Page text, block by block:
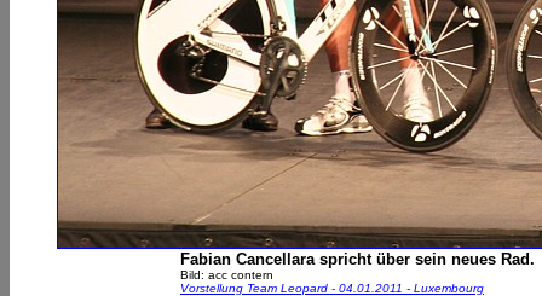
Fabian Cancellara spricht über sein neues Rad.
Bild: acc contern
Vorstellung Team Leopard - 04.01.2011 - Luxembourg